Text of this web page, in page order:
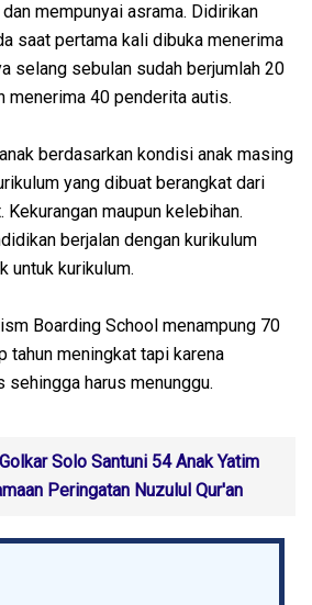
mempunyai asrama. Didirikan
saat pertama kali dibuka menerima
selang sebulan sudah berjumlah 20
menerima 40 penderita autis.
berdasarkan kondisi anak masing
yang dibuat berangkat dari
maupun kelebihan.
berjalan dengan kurikulum
untuk kurikulum.
Boarding School menampung 70
tahun meningkat tapi karena
sehingga harus menunggu.
Solo Santuni 54 Anak Yatim
Peringatan Nuzulul Qur'an